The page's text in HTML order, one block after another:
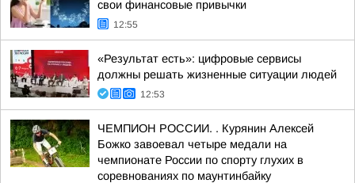
свои финансовые привычки
12:55
«Результат есть»: цифровые сервисы
должны решать жизненные ситуации людей
12:53
ЧЕМПИОН РОССИИ. . Курянин Алексей
Божко завоевал четыре медали на
чемпионате России по спорту глухих в
соревнованиях по маунтинбайку